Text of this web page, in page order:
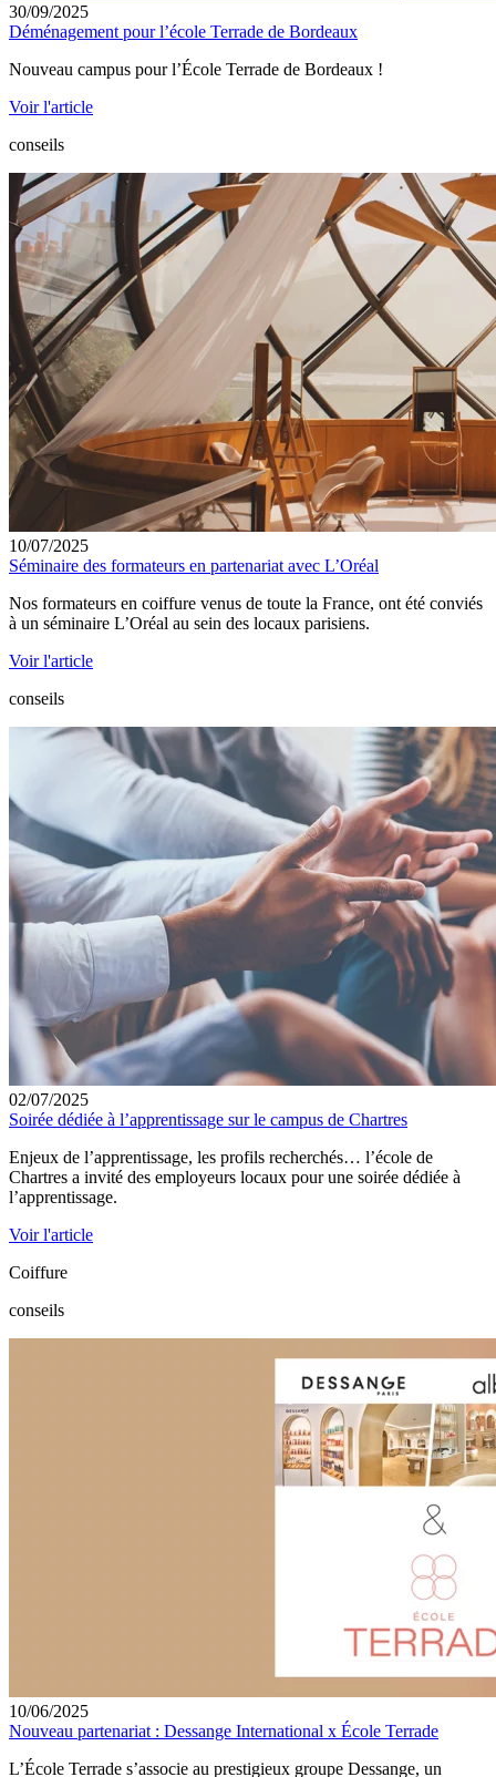
30/09/2025
Déménagement pour l’école Terrade de Bordeaux
Nouveau campus pour l’École Terrade de Bordeaux !
Voir l'article
conseils
10/07/2025
Séminaire des formateurs en partenariat avec L’Oréal
Nos formateurs en coiffure venus de toute la France, ont été conviés
à un séminaire L’Oréal au sein des locaux parisiens.
Voir l'article
conseils
02/07/2025
Soirée dédiée à l’apprentissage sur le campus de Chartres
Enjeux de l’apprentissage, les profils recherchés… l’école de
Chartres a invité des employeurs locaux pour une soirée dédiée à
l’apprentissage.
Voir l'article
Coiffure
conseils
10/06/2025
Nouveau partenariat : Dessange International x École Terrade
L’École Terrade s’associe au prestigieux groupe Dessange, un